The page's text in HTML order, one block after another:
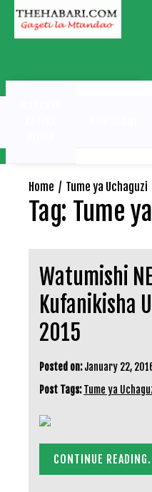
Skip
content
Home Tume ya Uchaguzi
Tag: Tume
Watumishi
Kufanikisha
2015
Posted on: January 22,
Post Tags:Tume ya
CONTINUE